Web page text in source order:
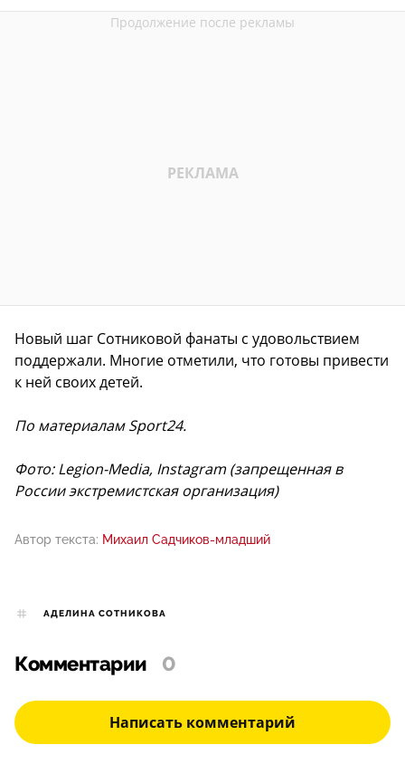
Новый шаг Сотниковой фанаты с удовольствием
поддержали. Многие отметили, что готовы привести
к ней своих детей.
По материалам Sport24.
Фото: Legion-Media, Instagram (запрещенная в
России экстремистская организация)
Автор текста: Михаил Садчиков-младший
АДЕЛИНА СОТНИКОВА
Комментарии 0
Написать комментарий